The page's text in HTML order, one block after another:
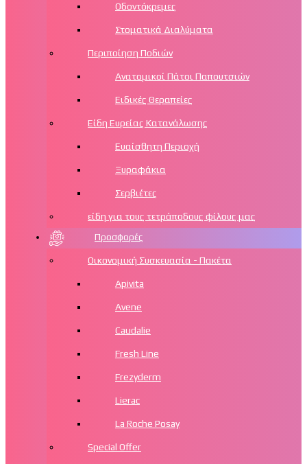
Οδοντόκρεμες
Στοματικά Διαλύματα
Περιποίηση Ποδιών
Aνατομικοί Πάτοι Παπουτσιών
Ειδικές Θεραπείες
Είδη Ευρείας Κατανάλωσης
Ευαίσθητη Περιοχή
Ξυραφάκια
Σερβιέτες
είδη για τους τετράποδους φίλους μας
Προσφορές
Οικονομική Συσκευασία - Πακέτα
Apivita
Avene
Caudalie
Fresh Line
Frezyderm
Lierac
La Roche Posay
Special Offer